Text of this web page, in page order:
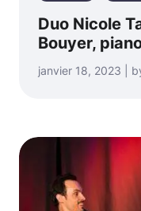
Duo Nicole
Bouyer,
janvier 18, 2023 |